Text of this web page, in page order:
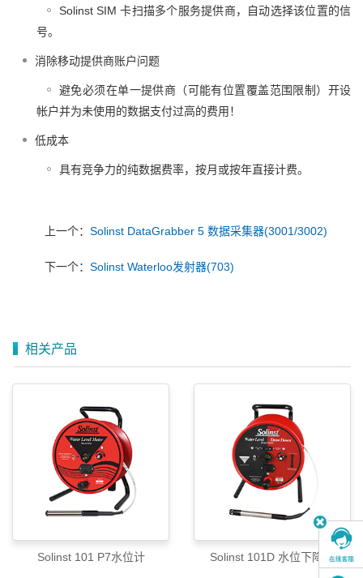
Solinst SIM 卡扫描多个服务提供商，自动选择该位置的信
号。
消除移动提供商账户问题
避免必须在单一提供商（可能有位置覆盖范围限制）开设
帐户并为未使用的数据支付过高的费用！
低成本
具有竞争力的纯数据费率，按月或按年直接计费。
上一个： Solinst DataGrabber 5 数据采集器(3001/3002)
下一个： Solinst Waterloo发射器(703)
相关产品
Solinst 101 P7水位计 Solinst 101D 水位下降计